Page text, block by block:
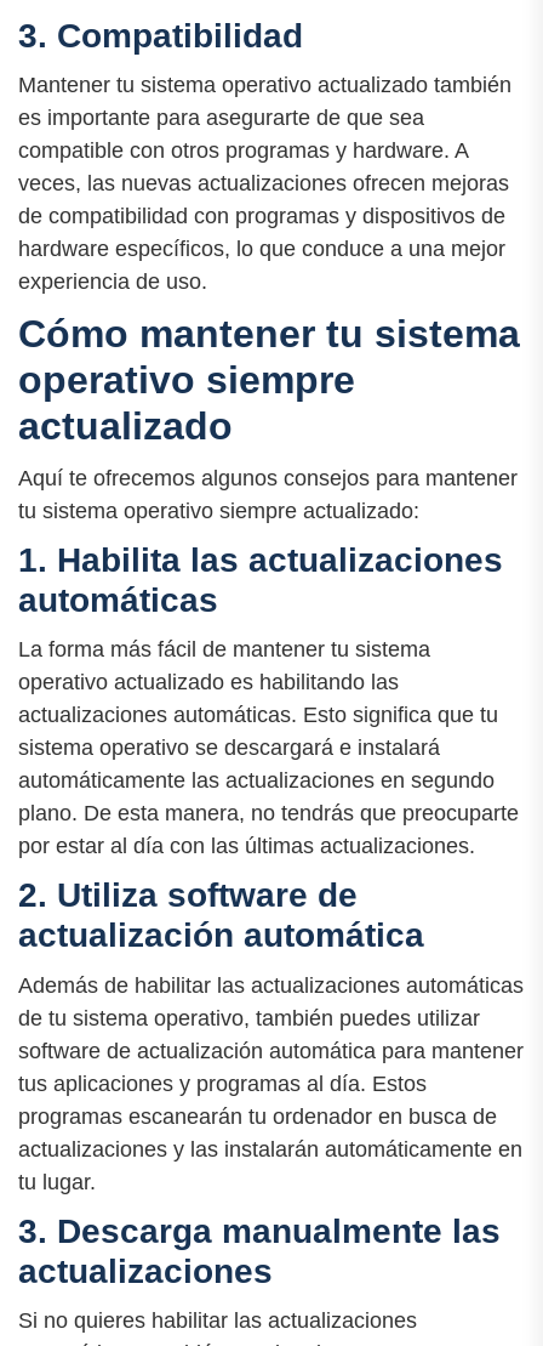
3. Compatibilidad
Mantener tu sistema operativo actualizado también
es importante para asegurarte de que sea
compatible con otros programas y hardware. A
veces, las nuevas actualizaciones ofrecen mejoras
de compatibilidad con programas y dispositivos de
hardware específicos, lo que conduce a una mejor
experiencia de uso.
Cómo mantener tu sistema
operativo siempre
actualizado
Aquí te ofrecemos algunos consejos para mantener
tu sistema operativo siempre actualizado:
1. Habilita las actualizaciones
automáticas
La forma más fácil de mantener tu sistema
operativo actualizado es habilitando las
actualizaciones automáticas. Esto significa que tu
sistema operativo se descargará e instalará
automáticamente las actualizaciones en segundo
plano. De esta manera, no tendrás que preocuparte
por estar al día con las últimas actualizaciones.
2. Utiliza software de
actualización automática
Además de habilitar las actualizaciones automáticas
de tu sistema operativo, también puedes utilizar
software de actualización automática para mantener
tus aplicaciones y programas al día. Estos
programas escanearán tu ordenador en busca de
actualizaciones y las instalarán automáticamente en
tu lugar.
3. Descarga manualmente las
actualizaciones
Si no quieres habilitar las actualizaciones